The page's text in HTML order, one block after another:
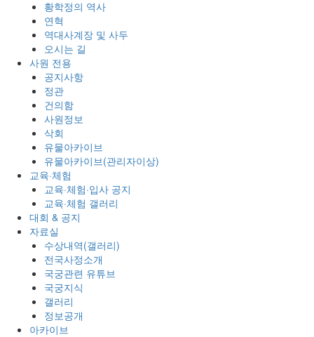
황학정의 역사
연혁
역대사계장 및 사두
오시는 길
사원 전용
공지사항
정관
건의함
사원정보
삭회
유물아카이브
유물아카이브(관리자이상)
교육·체험
교육·체험·입사 공지
교육·체험 갤러리
대회 & 공지
자료실
수상내역(갤러리)
전국사정소개
국궁관련 유튜브
국궁지식
갤러리
정보공개
아카이브